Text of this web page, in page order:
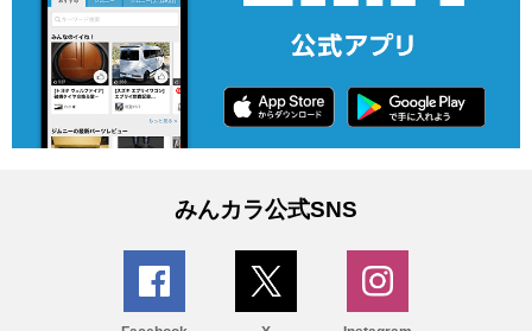
みんカラ公式SNS